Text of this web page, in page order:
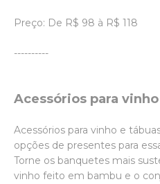
Preço: De R$ 98 à R$ 118
----------
Acessórios para
Acessórios para vinho e
opções de presentes para
Torne os banquetes mais
vinho feito em bambu e o